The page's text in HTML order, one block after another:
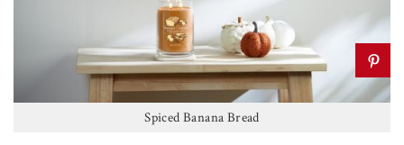
Spiced Banana Bread